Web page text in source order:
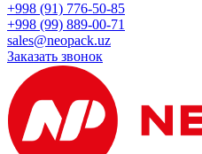
+998 (91) 776-50-85
+998 (99) 889-00-71
sales@neopack.uz
Заказать звонок